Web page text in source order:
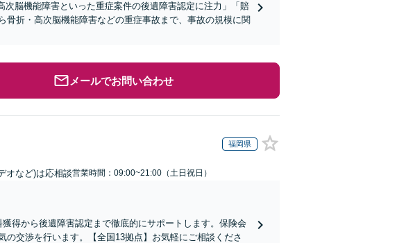
次脳機能障害といった重症案件の後遺障害認定に注力」「賠
折・高次脳機能障害などの重症事故まで、事故の規模に関
メールでお問い合わせ
福岡県
オなど)は応相談営業時間：09:00~21:00（土日祝日）
得から後遺障害認定まで徹底的にサポートします。保険会
交渉を行います。【全国13拠点】お気軽にご相談くださ